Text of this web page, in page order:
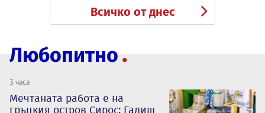
Всичко от днес
Любопитно
3 часа
Мечтаната работа е на
гръцкия остров Сирос: Галиш